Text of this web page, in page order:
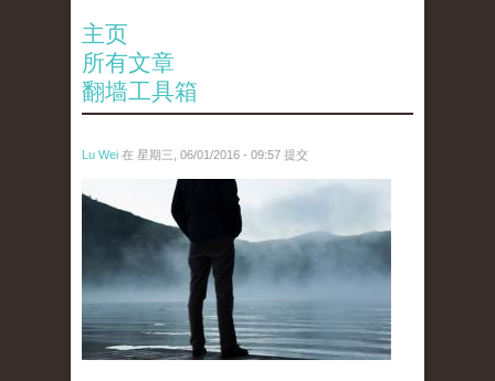
主页
所有文章
翻墙工具箱
Lu Wei 在 星期三, 06/01/2016 - 09:57 提交
wen_tou_tu_2.jpg